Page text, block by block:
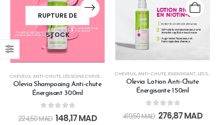
RUPTURE DE
STOCK
CHEVEUX,ANTI-CHUTE, LES SOINS CHEVEUX
SHAMPOINGS
Olevia Shampooing Anti-chute
Énergisant 300ml
out of 5
224,50MAD 148,17MAD
CHEVEUX,ANTI-CHUTE, ENERGISANT, LES SOINS CHEVEUX
Olevia Lotion Anti-Chute
Énergisante 150ml
out of 5
419,50MAD 276,87MAD